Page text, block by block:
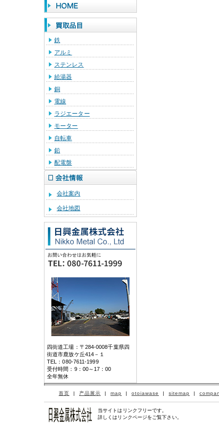
鉄
アルミ
ステンレス
給湯器
銅
電線
ラジエーター
モーター
自転車
鉛
配電盤
会社案内
会社地図
四街道工場：〒284-0008千葉県四
街道市鹿放ケ丘414－１
TEL：080-7611-1999
受付時間：9：00～17：00
全年無休
首页 | 产品展示 | map | otoiawase | sitemap |
当サイトはリンクフリーです。
詳しくはリンクページをご覧下さい。